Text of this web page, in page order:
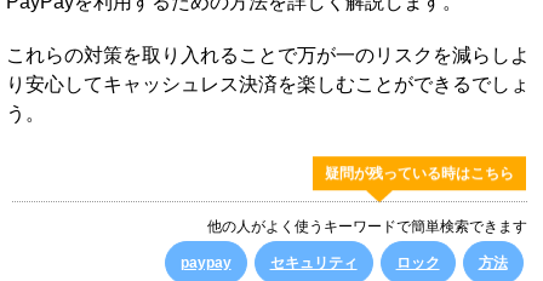
これらの対策を取り入れることで万が一のリスクを減らしよ
り安心してキャッシュレス決済を楽しむことができるでしょ
う。
疑問が残っている時はこちら
他の人がよく使うキーワードで簡単検索できます
paypay セキュリティ ロック 方法